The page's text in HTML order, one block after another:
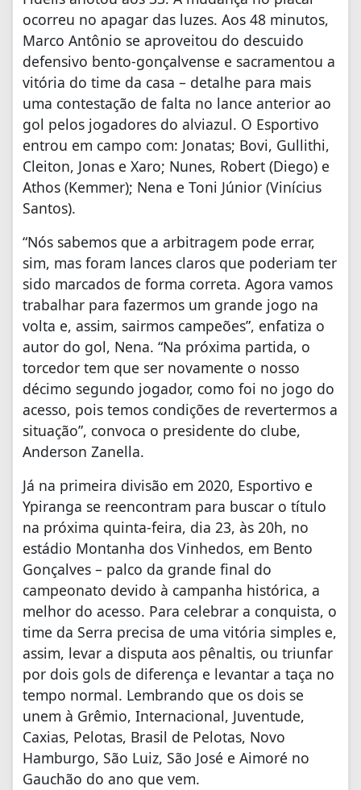
ocorreu no apagar das luzes. Aos 48 minutos,
Marco Antônio se aproveitou do descuido
defensivo bento-gonçalvense e sacramentou a
vitória do time da casa – detalhe para mais
uma contestação de falta no lance anterior ao
gol pelos jogadores do alviazul. O Esportivo
entrou em campo com: Jonatas; Bovi, Gullithi,
Cleiton, Jonas e Xaro; Nunes, Robert (Diego) e
Athos (Kemmer); Nena e Toni Júnior (Vinícius
Santos).
“Nós sabemos que a arbitragem pode errar,
sim, mas foram lances claros que poderiam ter
sido marcados de forma correta. Agora vamos
trabalhar para fazermos um grande jogo na
volta e, assim, sairmos campeões”, enfatiza o
autor do gol, Nena. “Na próxima partida, o
torcedor tem que ser novamente o nosso
décimo segundo jogador, como foi no jogo do
acesso, pois temos condições de revertermos a
situação”, convoca o presidente do clube,
Anderson Zanella.
Já na primeira divisão em 2020, Esportivo e
Ypiranga se reencontram para buscar o título
na próxima quinta-feira, dia 23, às 20h, no
estádio Montanha dos Vinhedos, em Bento
Gonçalves – palco da grande final do
campeonato devido à campanha histórica, a
melhor do acesso. Para celebrar a conquista, o
time da Serra precisa de uma vitória simples e,
assim, levar a disputa aos pênaltis, ou triunfar
por dois gols de diferença e levantar a taça no
tempo normal. Lembrando que os dois se
unem à Grêmio, Internacional, Juventude,
Caxias, Pelotas, Brasil de Pelotas, Novo
Hamburgo, São Luiz, São José e Aimoré no
Gauchão do ano que vem.